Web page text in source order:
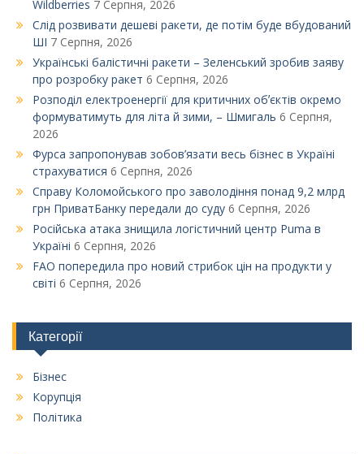
Wildberries 7 Серпня, 2026
Слід розвивати дешеві ракети, де потім буде вбудований
ШІ 7 Серпня, 2026
Українські балістичні ракети – Зеленський зробив заяву
про розробку ракет 6 Серпня, 2026
Розподіл електроенергії для критичних обʼєктів окремо
формуватимуть для літа й зими, – Шмигаль 6 Серпня,
2026
Фурса запропонував зобов’язати весь бізнес в Україні
страхуватися 6 Серпня, 2026
Справу Коломойського про заволодіння понад 9,2 млрд
грн ПриватБанку передали до суду 6 Серпня, 2026
Російська атака знищила логістичний центр Puma в
Україні 6 Серпня, 2026
FAO попередила про новий стрибок цін на продукти у
світі 6 Серпня, 2026
Категорії
Бізнес
Корупція
Політика